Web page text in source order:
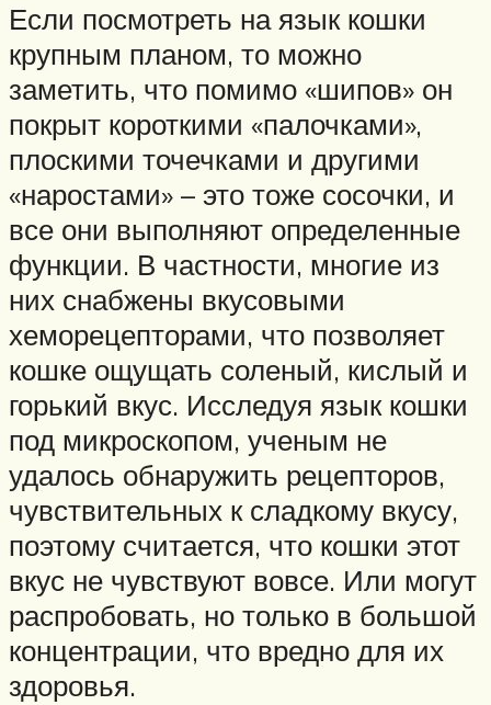
Если посмотреть на язык кошки
крупным планом, то можно
заметить, что помимо «шипов» он
покрыт короткими «палочками»,
плоскими точечками и другими
«наростами» – это тоже сосочки, и
все они выполняют определенные
функции. В частности, многие из
них снабжены вкусовыми
хеморецепторами, что позволяет
кошке ощущать соленый, кислый и
горький вкус. Исследуя язык кошки
под микроскопом, ученым не
удалось обнаружить рецепторов,
чувствительных к сладкому вкусу,
поэтому считается, что кошки этот
вкус не чувствуют вовсе. Или могут
распробовать, но только в большой
концентрации, что вредно для их
здоровья.